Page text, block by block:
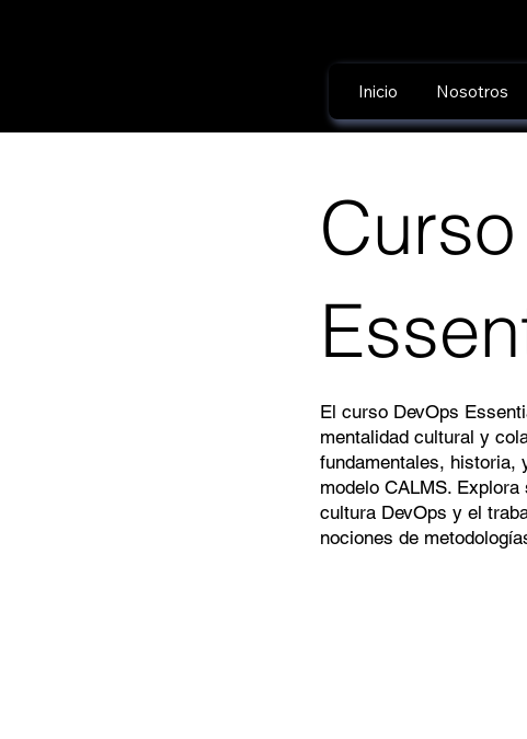
Inicio Nosotros
El curso DevOps
mentalidad cultural y
fundamentales, historia,
modelo CALMS.
cultura DevOps y el
nociones de